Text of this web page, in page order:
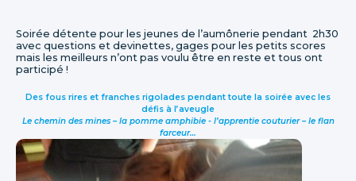
Soirée détente pour les jeunes de l’aumônerie pendant 2h30
avec questions et devinettes, gages pour les petits scores
mais les meilleurs n’ont pas voulu être en reste et tous ont
participé !
Des fous rires et franches rigolades pendant toute la soirée avec les
défis à l’aveugle
Le chemin des mines – la pomme amphibie - l’apprentie couturier – le flan
farceur…